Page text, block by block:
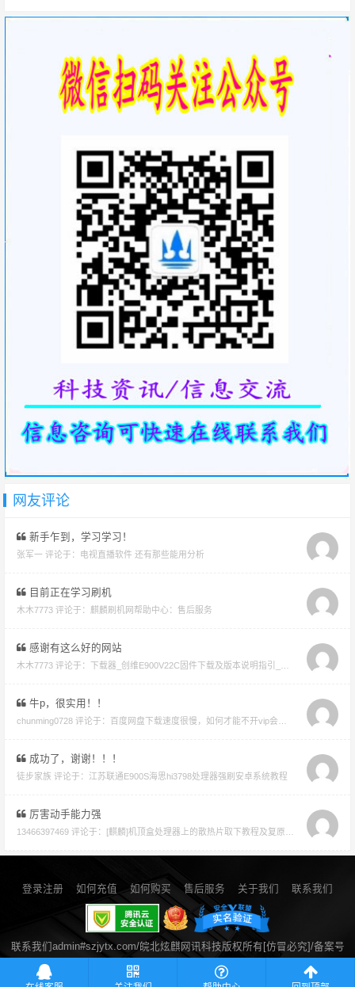
网友评论
新手乍到，学习学习！
张军一 评论于： 电视直播软件 还有那些能用分析
目前正在学习刷机
木木7773 评论于： 麒麟刷机网帮助中心：售后服务
感谢有这么好的网站
木木7773 评论于： 下载器_创维E900V22C固件下载及版本说明指引_看好在下载避免刷成砖
牛p，很实用！！
chunming0728 评论于： 百度网盘下载速度很慢，如何才能不开vip会员就能享受高速下载的教程
成功了，谢谢！！！
徒步家族 评论于： 江苏联通E900S海思hi3798处理器强刷安卓系统教程
厉害动手能力强
13466397469 评论于： [麒麟]机顶盒处理器上的散热片取下教程及复原教程
登录注册 如何充值 如何购买 售后服务 关于我们 联系我们
联系我们admin#szjytx.com/皖北炫麒网讯科技版权所有[仿冒必究]/备案号
皖ICP备14021258号-2/ 公安备案号34060002050052 流量统计